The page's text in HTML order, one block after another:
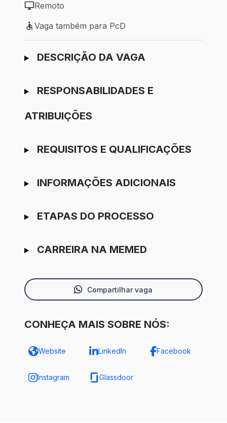
Modelo de trabalho: Remoto
Remoto
Vaga também para PcD
Vaga também para PcD
Ir para candidatura
DESCRIÇÃO DA VAGA
RESPONSABILIDADES E
ATRIBUIÇÕES
REQUISITOS E QUALIFICAÇÕES
INFORMAÇÕES ADICIONAIS
ETAPAS DO PROCESSO
CARREIRA NA MEMED
Compartilhar vaga
CONHEÇA MAIS SOBRE NÓS:
Website LinkedIn Facebook
Instagram Glassdoor